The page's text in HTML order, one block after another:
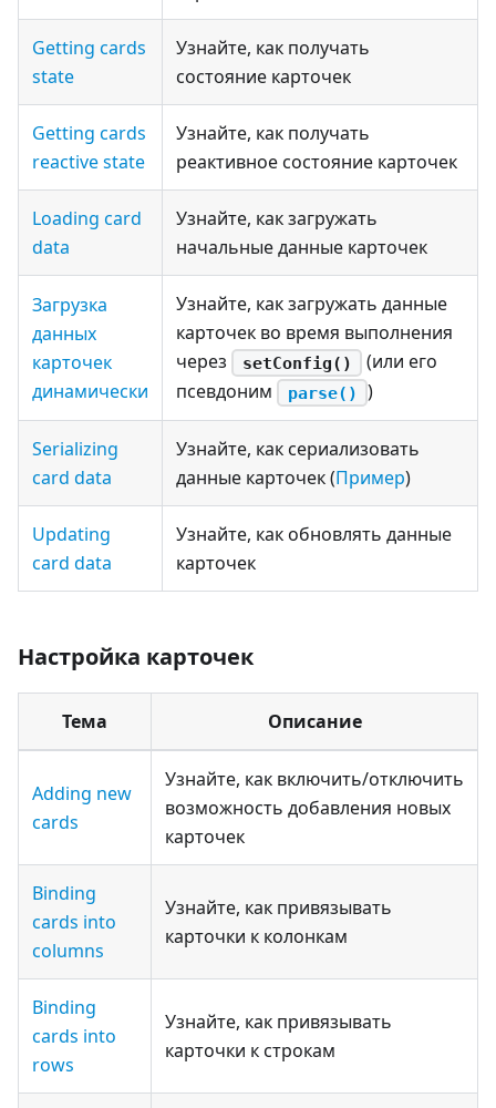
Getting cards
state
Узнайте, как получать
состояние карточек
Getting cards
reactive state
Узнайте, как получать
реактивное состояние карточек
Loading card
data
Узнайте, как загружать
начальные данные карточек
Загрузка
данных
карточек
динамически
Узнайте, как загружать данные
карточек во время выполнения
через
setConfig()
(или его
псевдоним
parse() )
Serializing
card data
Узнайте, как сериализовать
данные карточек (Пример)
Updating
card data
Узнайте, как обновлять данные
карточек
Настройка карточек
Тема Описание
Adding new
cards
Узнайте, как включить/отключить
возможность добавления новых
карточек
Binding
cards into
columns
Узнайте, как привязывать
карточки к колонкам
Binding
cards into
rows
Узнайте, как привязывать
карточки к строкам